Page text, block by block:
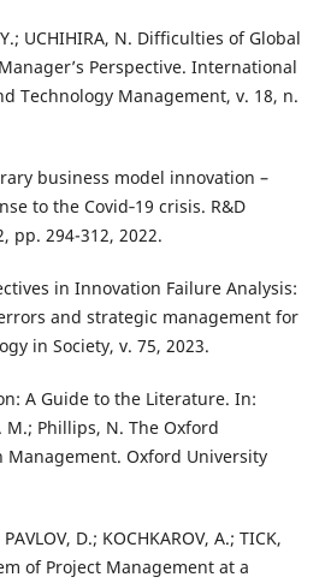
Y.; UCHIHIRA, N. Difficulties of Global
Perspective. International
Technology Management, v. 18, n.
business model innovation –
to the Covid‐19 crisis. R&D
pp. 294-312, 2022.
in Innovation Failure Analysis:
and strategic management for
in Society, v. 75, 2023.
A Guide to the Literature. In:
M.; Phillips, N. The Oxford
Management. Oxford University
D.; KOCHKAROV, A.; TICK,
of Project Management at a